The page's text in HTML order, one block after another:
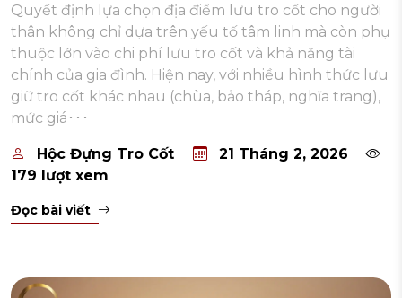
Quyết định lựa chọn địa điểm lưu tro cốt cho người
thân không chỉ dựa trên yếu tố tâm linh mà còn phụ
thuộc lớn vào chi phí lưu tro cốt và khả năng tài
chính của gia đình. Hiện nay, với nhiều hình thức lưu
giữ tro cốt khác nhau (chùa, bảo tháp, nghĩa trang),
mức giá･･･
Hộc Đựng Tro Cốt
21 Tháng 2, 2026
179 lượt xem
Đọc bài viết